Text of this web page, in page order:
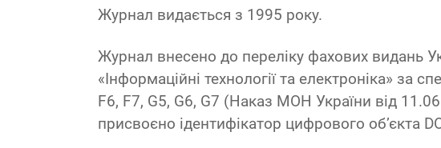
Журнал видається з 1995 року.
Журнал внесено до переліку фахових видань
«Інформаційні технології та електроніка» за
F6, F7, G5, G6, G7 (Наказ МОН України від
присвоєно ідентифікатор цифрового об’єкта